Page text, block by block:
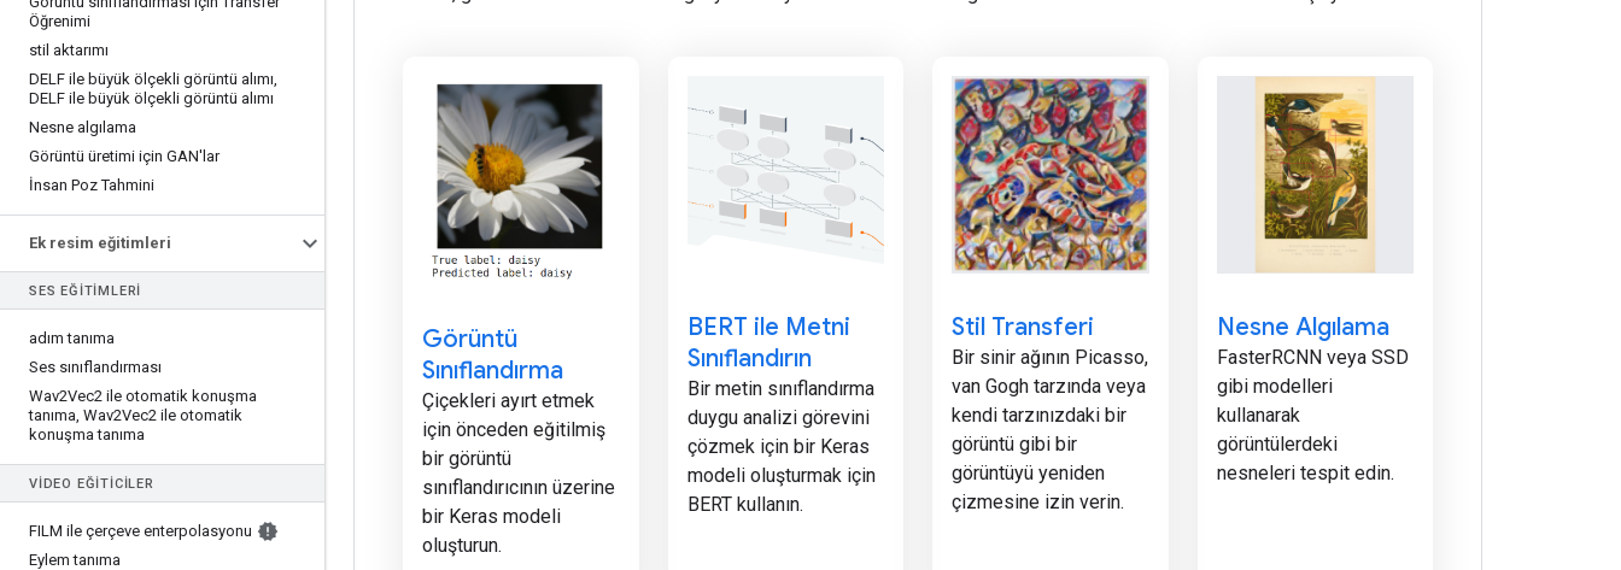
Öğrenimi
stil aktarımı
DELF ile büyük ölçekli görüntü alımı,
DELF ile büyük ölçekli görüntü alımı
Nesne algılama
Görüntü üretimi için GAN'lar
İnsan Poz Tahmini
Ek resim eğitimleri
SES EĞITIMLERI
adım tanıma
Ses sınıflandırması
Wav2Vec2 ile otomatik konuşma
tanıma, Wav2Vec2 ile otomatik
konuşma tanıma
VIDEO EĞITICILER
FILM ile çerçeve enterpolasyonu
Eylem tanıma
Görüntü
Sınıflandırma
Çiçekleri ayırt etmek
için önceden eğitilmiş
bir görüntü
sınıflandırıcının üzerine
bir Keras modeli
oluşturun.
BERT ile Metni
Sınıflandırın
Bir metin sınıflandırma
duygu analizi görevini
çözmek için bir Keras
modeli oluşturmak için
BERT kullanın.
Stil Transferi
Bir sinir ağının Picasso,
van Gogh tarzında veya
kendi tarzınızdaki bir
görüntü gibi bir
görüntüyü yeniden
çizmesine izin verin.
Nesne Algılama
FasterRCNN veya SSD
gibi modelleri
kullanarak
görüntülerdeki
nesneleri tespit edin.